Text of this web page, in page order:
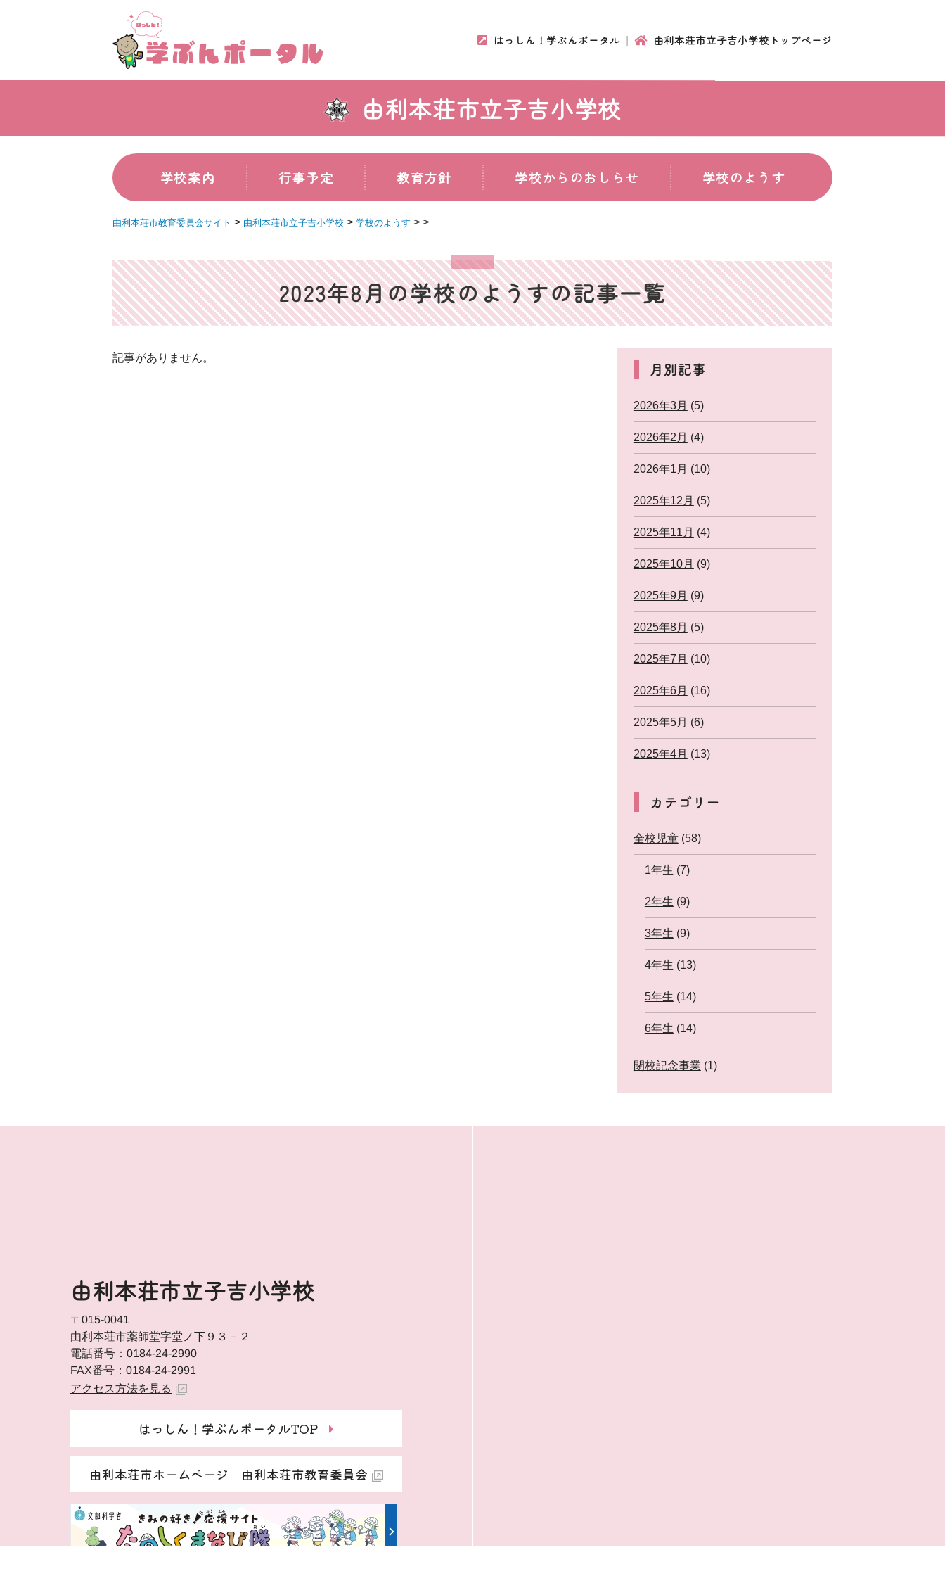
はっしん！学ぶんポータル 由利本荘市立子吉小学校トップページ
由利本荘市立子吉小学校
学校案内 行事予定 教育方針 学校からのおしらせ 学校のようす
由利本荘市教育委員会サイト > 由利本荘市立子吉小学校 > 学校のようす > >
2023年8月の学校のようすの記事一覧
記事がありません。
月別記事
2026年3月 (5)
2026年2月 (4)
2026年1月 (10)
2025年12月 (5)
2025年11月 (4)
2025年10月 (9)
2025年9月 (9)
2025年8月 (5)
2025年7月 (10)
2025年6月 (16)
2025年5月 (6)
2025年4月 (13)
カテゴリー
全校児童(58)
1年生 (7)
2年生 (9)
3年生 (9)
4年生 (13)
5年生 (14)
6年生 (14)
閉校記念事業 (1)
由利本荘市立子吉小学校
〒015-0041
由利本荘市薬師堂字堂ノ下９３－２
電話番号：0184-24-2990
FAX番号：0184-24-2991
アクセス方法を見る
はっしん！学ぶんポータルTOP
由利本荘市ホームページ 由利本荘市教育委員会